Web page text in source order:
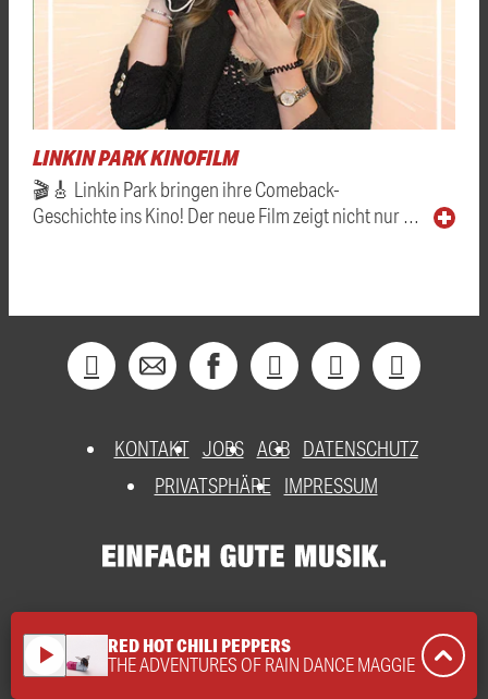
LINKIN PARK KINOFILM
🎬🎸 Linkin Park bringen ihre Comeback-
Geschichte ins Kino! Der neue Film zeigt nicht nur …
KONTAKT JOBS AGB DATENSCHUTZ
PRIVATSPHÄRE
IMPRESSUM
play_arrow RED HOT CHILI PEPPERS
THE ADVENTURES OF RAIN DANCE MAGGIE